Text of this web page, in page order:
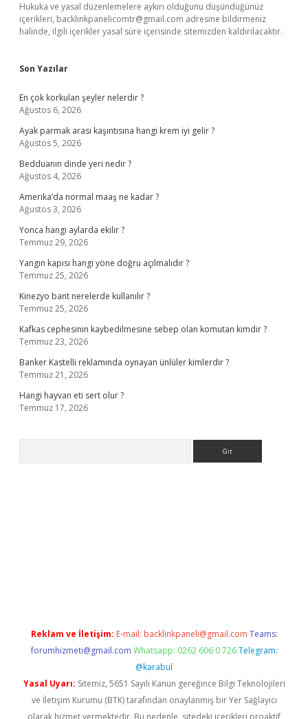
Hukuka ve yasal düzenlemelere aykırı olduğunu düşündüğünüz
içerikleri, backlinkpanelicomtr@gmail.com adresine bildirmeniz
halinde, ilgili içerikler yasal süre içerisinde sitemizden kaldırılacaktır.
Son Yazılar
En çok korkulan şeyler nelerdir ?
Ağustos 6, 2026
Ayak parmak arası kaşıntısına hangi krem iyi gelir ?
Ağustos 5, 2026
Bedduanın dinde yeri nedir ?
Ağustos 4, 2026
Amerika’da normal maaş ne kadar ?
Ağustos 3, 2026
Yonca hangi aylarda ekilir ?
Temmuz 29, 2026
Yangın kapısı hangi yöne doğru açılmalıdır ?
Temmuz 25, 2026
Kinezyo bant nerelerde kullanılır ?
Temmuz 25, 2026
Kafkas cephesinin kaybedilmesine sebep olan komutan kimdir ?
Temmuz 23, 2026
Banker Kastelli reklamında oynayan ünlüler kimlerdir ?
Temmuz 21, 2026
Hangi hayvan eti sert olur ?
Temmuz 17, 2026
Reklam ve İletişim: E-mail: backlinkpaneli@gmail.com Teams:
forumhizmeti@gmail.com Whatsapp: 0262 606 0 726 Telegram:
@karabul
Yasal Uyarı: Sitemiz, 5651 Sayılı Kanun gereğince Bilgi Teknolojileri
ve İletişim Kurumu (BTK) tarafından onaylanmış bir Yer Sağlayıcı
olarak hizmet vermektedir. Bu nedenle, sitedeki içerikleri proaktif